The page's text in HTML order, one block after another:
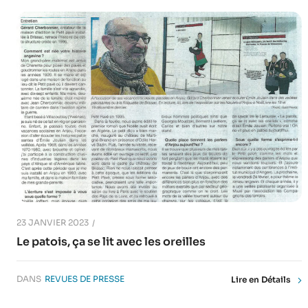
23 JANVIER 2023
Le patois, ça se lit avec les oreilles
DANS REVUES DE PRESSE Lire en Détails